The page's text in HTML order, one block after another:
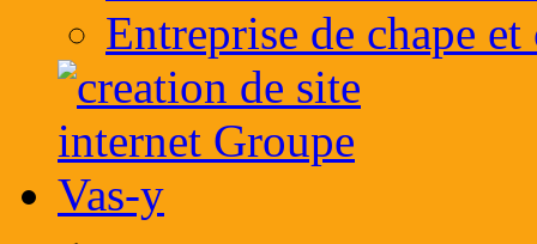
Entreprise de chape